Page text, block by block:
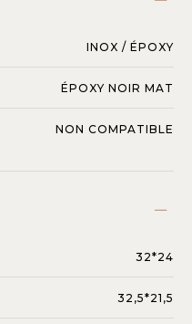
INOX / ÉPOXY
ÉPOXY NOIR MAT
NON COMPATIBLE
32*24
32,5*21,5